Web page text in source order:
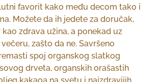
favorit kako među decom tako i
Možete da ih jedete za doručak,
zdrava užina, a ponekad uz
zašto da ne. Savršeno
spoj organskog slatkog
drveta, organskih orašastih